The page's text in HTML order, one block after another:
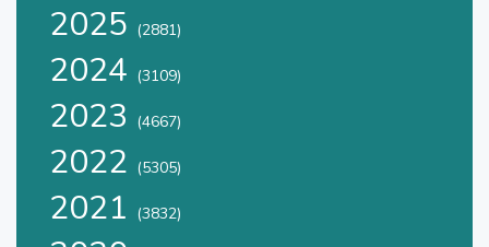
2025 (2881)
2024 (3109)
2023 (4667)
2022 (5305)
2021 (3832)